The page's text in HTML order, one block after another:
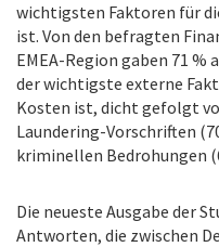
wichtigsten Faktoren für
ist. Von den befragten
EMEA-Region gaben 71 %
der wichtigste externe
Kosten ist, dicht gefolgt
Laundering-Vorschriften
kriminellen Bedrohungen
Die neueste Ausgabe der
Antworten, die zwischen